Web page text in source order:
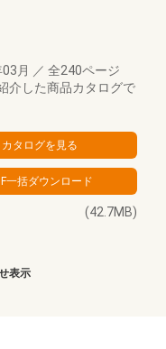
月 ／ 全240ページ
介した商品カタログで
(42.7MB)
表示